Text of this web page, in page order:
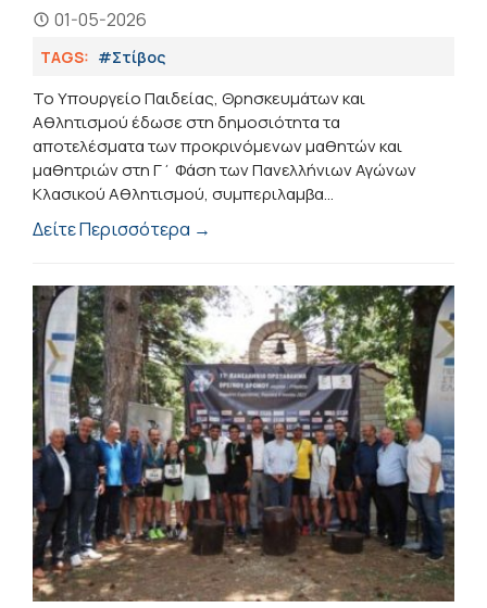
01-05-2026
TAGS: #Στίβος
Το Υπουργείο Παιδείας, Θρησκευμάτων και
Αθλητισμού έδωσε στη δημοσιότητα τα
αποτελέσματα των προκρινόμενων μαθητών και
μαθητριών στη Γ΄ Φάση των Πανελλήνιων Αγώνων
Κλασικού Αθλητισμού, συμπεριλαμβα...
Δείτε Περισσότερα →